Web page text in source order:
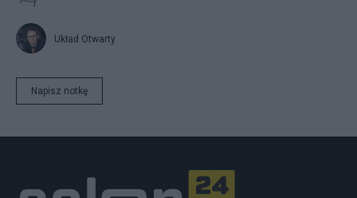
Układ Otwarty
Napisz notkę